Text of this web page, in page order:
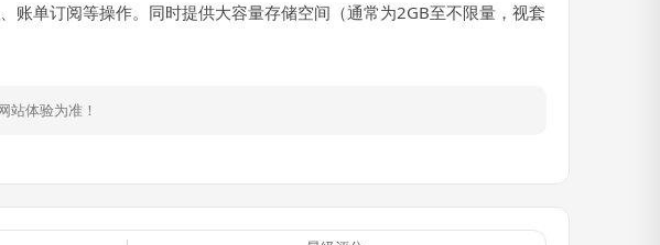
账单订阅等操作。同时提供大容量存储空间（通常为2GB至不限量，视套
站体验为准！